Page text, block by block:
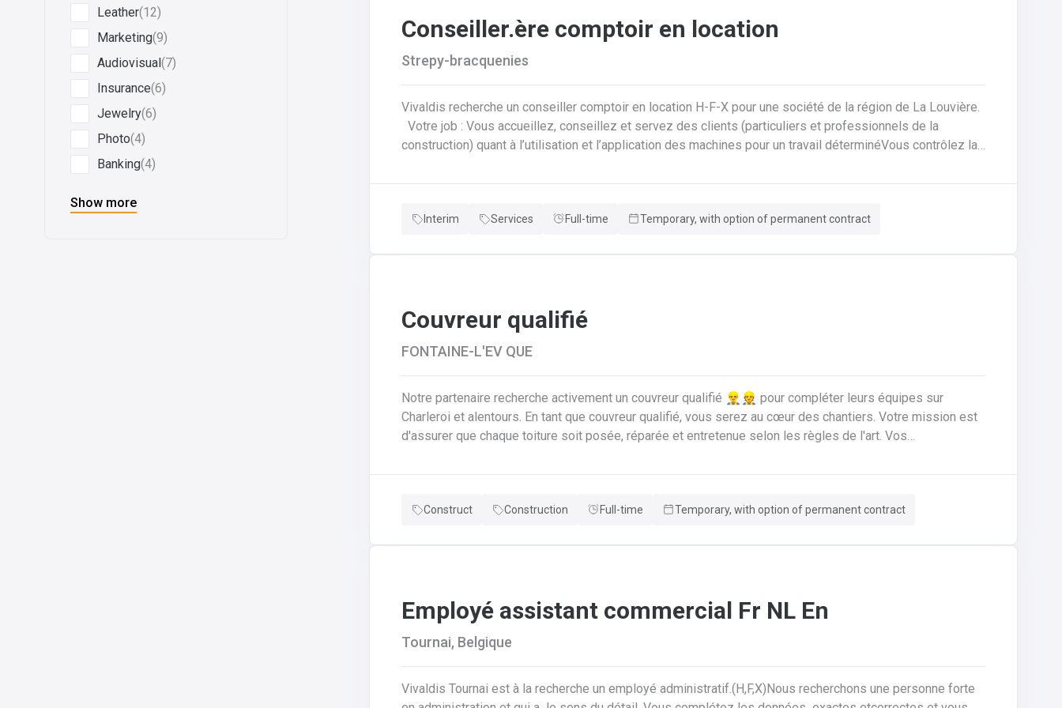
Leather(12)
Marketing(9)
Audiovisual(7)
Insurance(6)
Jewelry(6)
Photo(4)
Banking(4)
Show more
Conseiller.ère comptoir en location
Strepy-bracquenies
Vivaldis recherche un conseiller comptoir en location H-F-X pour une société de la région de La Louvière.
construction) quant à l’utilisation et l’application des machines pour un travail déterminéVous contrôlez la
réservations, ventes et tickets de caisse de façon informatiséeVous assurez un suivi administratif
diverses demandes de disponibilités
Interim Services Full-time Temporary, with option of permanent contract
Couvreur qualifié
FONTAINE-L'EV QUE
Notre partenaire recherche activement un couvreur qualifié 👷‍♂️👷 pour compléter leurs équipes sur
Charleroi et alentours. En tant que couvreur qualifié, vous serez au cœur des chantiers. Votre mission est
d'assurer que chaque toiture soit posée, réparée et entretenue selon les règles de l'art. Vos
couverture (tuiles, ardoises, zinc, etc.) en neuf comme en rénovation.Réaliser les travaux de zinguerie :
réparer et entretenir les toitures existantes (recherche de fuites, remplacement d'éléments).Garantir la
Construct Construction Full-time Temporary, with option of permanent contract
Employé assistant commercial Fr NL En
Tournai, Belgique
Vivaldis Tournai est à la recherche un employé administratif.(H,F,X)Nous recherchons une personne forte